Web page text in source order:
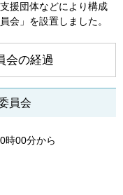
援団体などにより構成
会」を設置しました。
会の経過
員会
時00分から